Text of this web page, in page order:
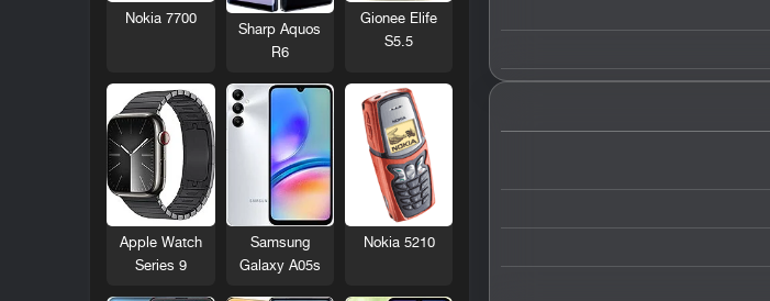
Gionee Elife
S5.5
Sharp Aquos
R6
Nokia 7700
Nokia 5210
Samsung
Galaxy A05s
Apple Watch
Series 9